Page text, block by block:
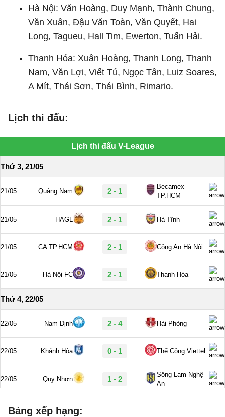
Hà Nội: Văn Hoàng, Duy Mạnh, Thành Chung,
Văn Xuân, Đậu Văn Toàn, Văn Quyết, Hai
Long, Tagueu, Hall Tim, Ewerton, Tuấn Hải.
Thanh Hóa: Xuân Hoàng, Thanh Long, Thanh
Nam, Văn Lợi, Viết Tú, Ngọc Tân, Luiz Soares,
A Mít, Thái Sơn, Thái Bình, Rimario.
Lịch thi đấu:
Bảng xếp hạng: